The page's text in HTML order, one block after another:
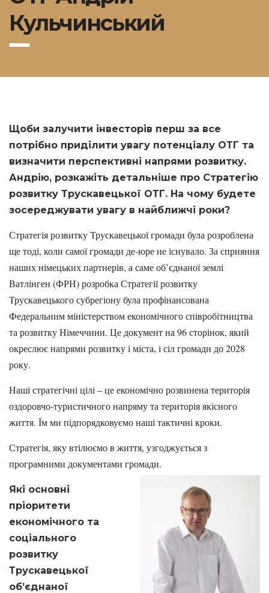
Кульчинський
Щоби залучити інвесторів перш за все
потрібно приділити увагу потенціалу ОТГ та
визначити перспективні напрями розвитку.
Андрію, розкажіть детальніше про Стратегію
розвитку Трускавецької ОТГ. На чому будете
зосереджувати увагу в найближчі роки?
Стратегія розвитку Трускавецької громади була розроблена
ще тоді, коли самої громади де-юре не існувало. За сприяння
наших німецьких партнерів, а саме об’єднаної землі
Ватлінген (ФРН) розробка Стратегії розвитку
Трускавецького субрегіону була профінансована
Федеральним міністерством економічного співробітництва
та розвитку Німеччини. Це документ на 96 сторінок, який
окреслює напрями розвитку і міста, і сіл громади до 2028
року.
Наші стратегічні цілі – це економічно розвинена територія
оздоровчо-туристичного напряму та територія якісного
життя. Їм ми підпорядковуємо наші тактичні кроки.
Стратегія, яку втілюємо в життя, узгоджується з
програмними документами громади.
Які основні
пріоритети
економічного та
соціального
розвитку
Трускавецької
об’єднаної